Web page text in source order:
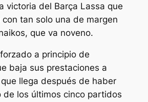
victoria del Barça Lassa que
tan solo una de margen
que va noveno.
a principio de
baja sus prestaciones a
llega después de haber
de los últimos cinco partidos